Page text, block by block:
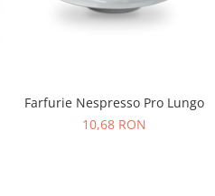
Farfurie Nespresso Pro Lungo
10,68 RON